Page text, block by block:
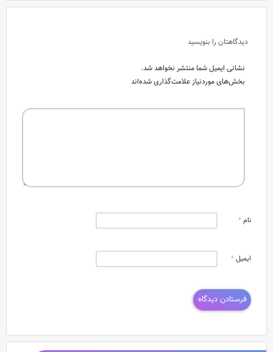
دیدگاهتان را بنویسید
نشانی ایمیل شما منتشر نخواهد شد.
بخش‌های موردنیاز علامت‌گذاری شده‌اند
نام*
ایمیل*